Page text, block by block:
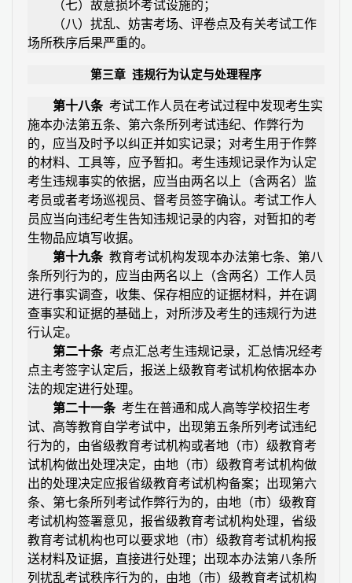
（七）故意损坏考试设施的；
（八）扰乱、妨害考场、评卷点及有关考试工作
场所秩序后果严重的。
第三章 违规行为认定与处理程序
第十八条 考试工作人员在考试过程中发现考生实
施本办法第五条、第六条所列考试违纪、作弊行为
的，应当及时予以纠正并如实记录；对考生用于作弊
的材料、工具等，应予暂扣。考生违规记录作为认定
考生违规事实的依据，应当由两名以上（含两名）监
考员或者考场巡视员、督考员签字确认。考试工作人
员应当向违纪考生告知违规记录的内容，对暂扣的考
生物品应填写收据。
第十九条 教育考试机构发现本办法第七条、第八
条所列行为的，应当由两名以上（含两名）工作人员
进行事实调查，收集、保存相应的证据材料，并在调
查事实和证据的基础上，对所涉及考生的违规行为进
行认定。
第二十条 考点汇总考生违规记录，汇总情况经考
点主考签字认定后，报送上级教育考试机构依据本办
法的规定进行处理。
第二十一条 考生在普通和成人高等学校招生考
试、高等教育自学考试中，出现第五条所列考试违纪
行为的，由省级教育考试机构或者地（市）级教育考
试机构做出处理决定，由地（市）级教育考试机构做
出的处理决定应报省级教育考试机构备案；出现第六
条、第七条所列考试作弊行为的，由地（市）级教育
考试机构签署意见，报省级教育考试机构处理，省级
教育考试机构也可以要求地（市）级教育考试机构报
送材料及证据，直接进行处理；出现本办法第八条所
列扰乱考试秩序行为的，由地（市）级教育考试机构